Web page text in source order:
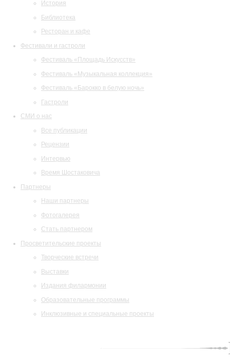
История
Библиотека
Ресторан и кафе
Фестивали и гастроли
Фестиваль «Площадь Искусств»
Фестиваль «Музыкальная коллекция»
Фестиваль «Барокко в белую ночь»
Гастроли
СМИ о нас
Все публикации
Рецензии
Интервью
Время Шостаковича
Партнеры
Наши партнеры
Фотогалерея
Стать партнером
Просветительские проекты
Творческие встречи
Выставки
Издания филармонии
Образовательные программы
Инклюзивные и специальные проекты